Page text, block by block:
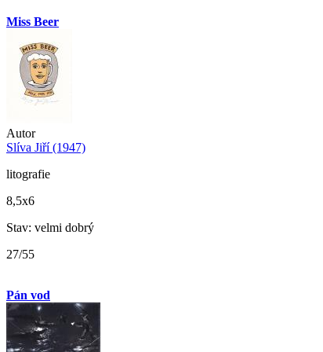
Miss Beer
Autor
Slíva Jiří (1947)
litografie
8,5x6
Stav: velmi dobrý
27/55
Pán vod